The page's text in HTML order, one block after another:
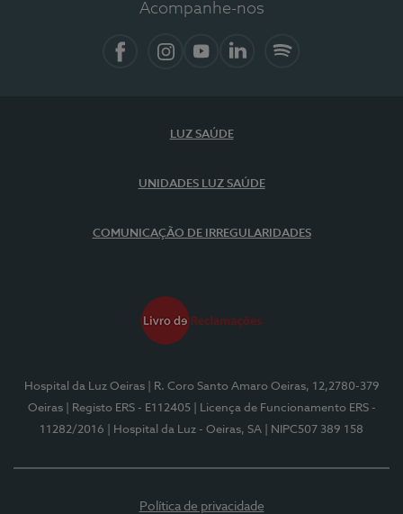
Acompanhe-nos
LUZ SAÚDE
UNIDADES LUZ SAÚDE
COMUNICAÇÃO DE IRREGULARIDADES
Hospital da Luz Oeiras
| R. Coro Santo Amaro Oeiras, 12,2780-379
Oeiras
| Registo ERS - E112405
| Licença de Funcionamento ERS -
11282/2016
| Hospital da Luz - Oeiras, SA | NIPC507 389 158
Política de privacidade